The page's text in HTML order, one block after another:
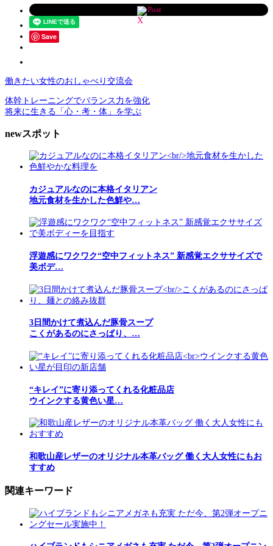
Post
Save
働きたい女性のおしゃべり交流会
体幹トレーニングでバランス力を強化
将来に生きる「心・考・体」を学ぶ
newスポット
カジュアルなのに本格イタリアン
地元食材を生かした色鮮や…
浮遊感にワクワク“空中フィットネス” 新感覚エクササイズで
美ボデ…
3日間かけて煮込んだ豚骨スープ
こくがあるのにさっぱり、…
“キレイ”に寄り添ってくれる化粧品店
ウインクする黄色い星…
和歌山産レザーのオリジナル本革バッグ 働く大人女性にもお
すすめ
関連キーワード